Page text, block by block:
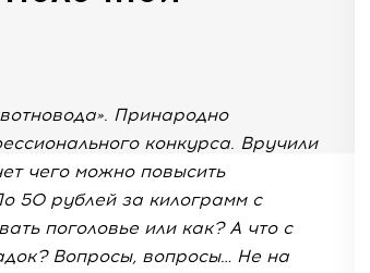
Принародно
конкурса. Вручили
чего можно повысить
50 рублей за килограмм с
поголовье или как? А что с
Вопросы, вопросы… Не на